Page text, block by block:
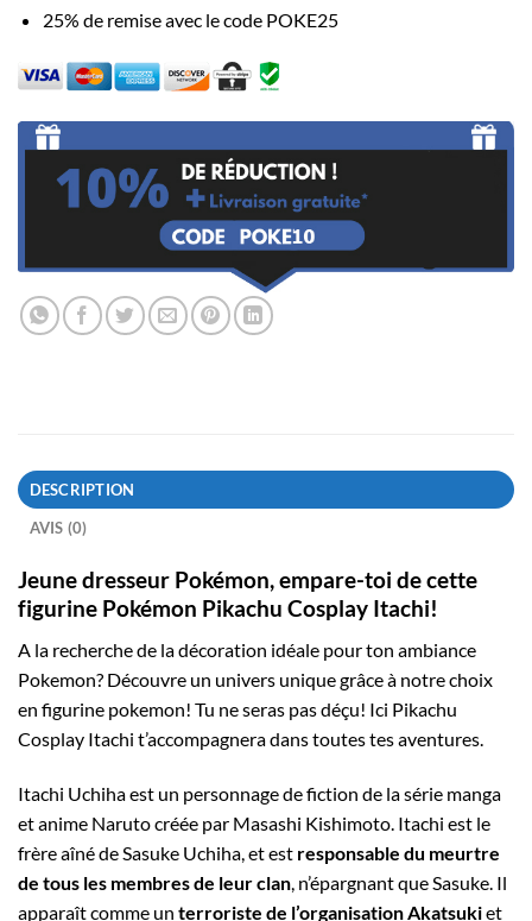
25% de remise avec le code POKE25
DESCRIPTION
AVIS (0)
Jeune dresseur Pokémon, empare-toi de cette
figurine Pokémon Pikachu Cosplay Itachi!
A la recherche de la décoration idéale pour ton ambiance
Pokemon? Découvre un univers unique grâce à notre choix
en figurine pokemon! Tu ne seras pas déçu! Ici Pikachu
Cosplay Itachi t’accompagnera dans toutes tes aventures.
Itachi Uchiha est un personnage de fiction de la série manga
et anime Naruto créée par Masashi Kishimoto. Itachi est le
frère aîné de Sasuke Uchiha, et est responsable du meurtre
de tous les membres de leur clan , n’épargnant que Sasuke. Il
apparaît comme un terroriste de l’organisation Akatsukiet